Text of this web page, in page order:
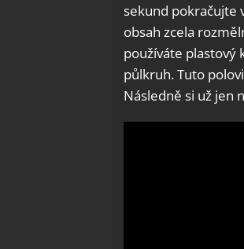
sekund pokračujte
obsah zcela
používáte plastový
půlkruh. Tuto
Následně si už jen